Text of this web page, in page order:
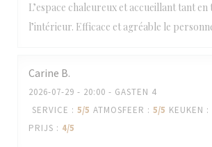
L’espace chaleureux et accueillant tant en
l’intérieur. Efficace et agréable le
Carine B
2026-07-29 - 20:00 - GASTEN 4
SERVICE : 5/5 ATMOSFEER : 5/5 KEUKEN :
PRIJS : 4/5